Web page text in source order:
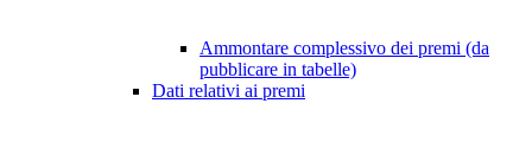
Ammontare complessivo dei premi (da
pubblicare in tabelle)
Dati relativi ai premi